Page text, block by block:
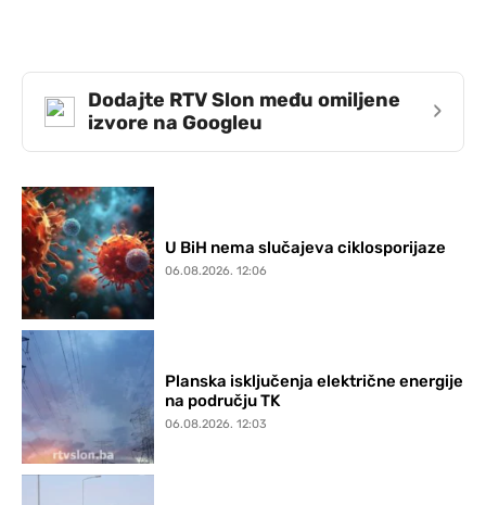
Dodajte RTV Slon među omiljene
izvore na Googleu
›
U BiH nema slučajeva ciklosporijaze
06.08.2026. 12:06
Planska isključenja električne energije
na području TK
06.08.2026. 12:03